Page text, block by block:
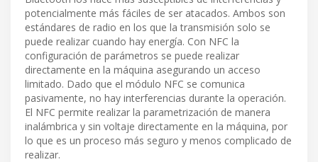
potencialmente más fáciles de ser atacados. Ambos son
estándares de radio en los que la transmisión solo se
puede realizar cuando hay energía. Con NFC la
configuración de parámetros se puede realizar
directamente en la máquina asegurando un acceso
limitado. Dado que el módulo NFC se comunica
pasivamente, no hay interferencias durante la operación.
El NFC permite realizar la parametrización de manera
inalámbrica y sin voltaje directamente en la máquina, por
lo que es un proceso más seguro y menos complicado de
realizar.